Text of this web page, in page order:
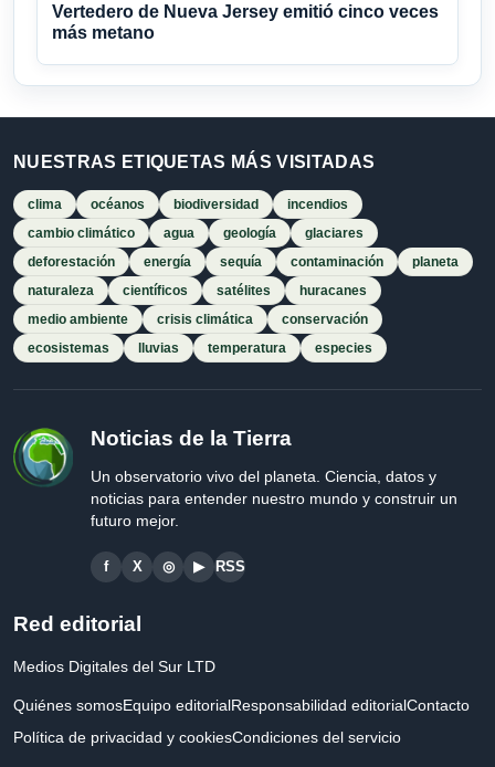
Vertedero de Nueva Jersey emitió cinco veces
más metano
NUESTRAS ETIQUETAS MÁS VISITADAS
clima océanos biodiversidad
incendios
cambio climático
agua geología
glaciares
deforestación
energía sequía contaminación
planeta
naturaleza
científicos satélites
huracanes
medio ambiente
crisis climática
conservación
ecosistemas
lluvias temperatura especies
Noticias de la Tierra
Un observatorio vivo del planeta. Ciencia, datos y
noticias para entender nuestro mundo y construir un
futuro mejor.
f X ◎ ▶ RSS
Red editorial
Medios Digitales del Sur LTD
Quiénes somosEquipo editorialResponsabilidad editorialContacto
Política de privacidad y cookiesCondiciones del servicio